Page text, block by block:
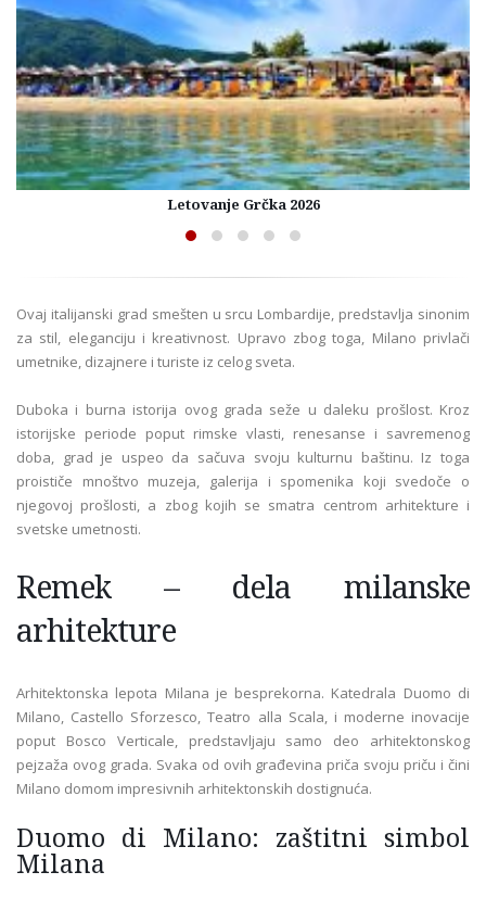
Letovanje Grčka 2026
Ovaj italijanski grad smešten u srcu Lombardije, predstavlja sinonim
za stil, eleganciju i kreativnost. Upravo zbog toga, Milano privlači
umetnike, dizajnere i turiste iz celog sveta.
Duboka i burna istorija ovog grada seže u daleku prošlost. Kroz
istorijske periode poput rimske vlasti, renesanse i savremenog
doba, grad je uspeo da sačuva svoju kulturnu baštinu. Iz toga
proističe mnoštvo muzeja, galerija i spomenika koji svedoče o
njegovoj prošlosti, a zbog kojih se smatra centrom arhitekture i
svetske umetnosti.
Remek – dela milanske
arhitekture
Arhitektonska lepota Milana je besprekorna. Katedrala Duomo di
Milano, Castello Sforzesco, Teatro alla Scala, i moderne inovacije
poput Bosco Verticale, predstavljaju samo deo arhitektonskog
pejzaža ovog grada. Svaka od ovih građevina priča svoju priču i čini
Milano domom impresivnih arhitektonskih dostignuća.
Duomo di Milano: zaštitni simbol
Milana